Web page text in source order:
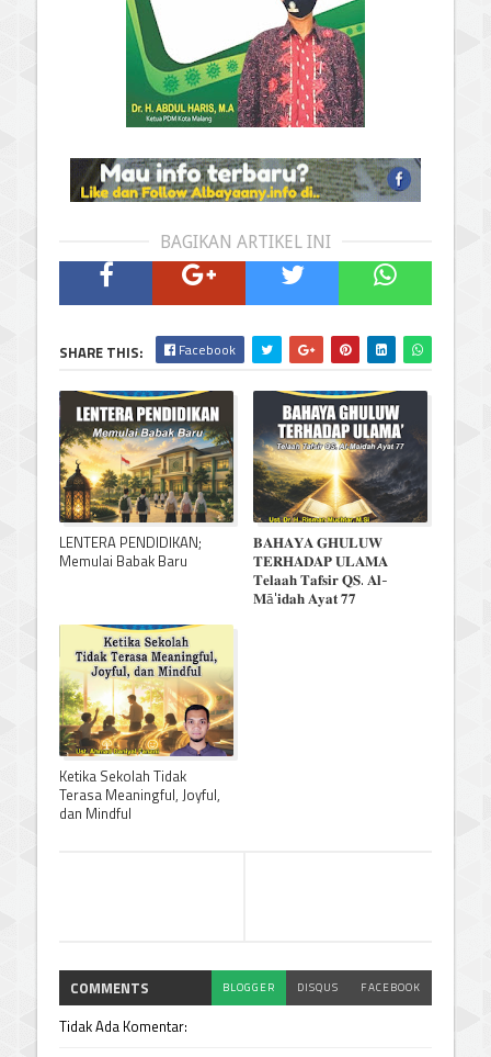
BAGIKAN ARTIKEL INI
SHARE THIS: Facebook
LENTERA PENDIDIKAN;
Memulai Babak Baru
𝐁𝐀𝐇𝐀𝐘𝐀 𝐆𝐇𝐔𝐋𝐔𝐖
𝐓𝐄𝐑𝐇𝐀𝐃𝐀𝐏 𝐔𝐋𝐀𝐌𝐀
𝐓𝐞𝐥𝐚𝐚𝐡 𝐓𝐚𝐟𝐬𝐢𝐫 𝐐𝐒. 𝐀𝐥-
𝐌ā'𝐢𝐝𝐚𝐡 𝐀𝐲𝐚𝐭 𝟕𝟕
Ketika Sekolah Tidak
Terasa Meaningful, Joyful,
dan Mindful
COMMENTS BLOGGER DISQUS FACEBOOK
Tidak Ada Komentar: